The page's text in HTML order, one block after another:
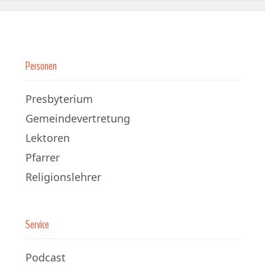
Personen
Presbyterium
Gemeindevertretung
Lektoren
Pfarrer
Religionslehrer
Service
Podcast